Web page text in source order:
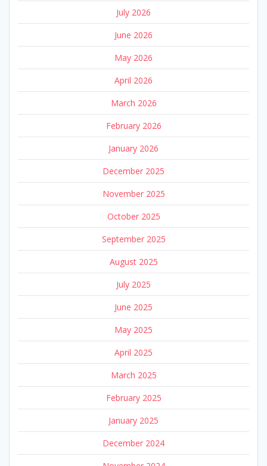
July 2026
June 2026
May 2026
April 2026
March 2026
February 2026
January 2026
December 2025
November 2025
October 2025
September 2025
August 2025
July 2025
June 2025
May 2025
April 2025
March 2025
February 2025
January 2025
December 2024